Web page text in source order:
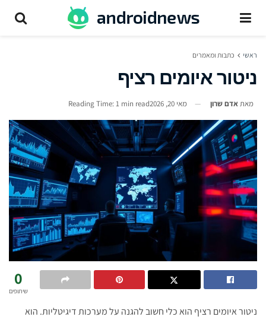
ראשי כתבות ומאמרים
ניטור איומים רציף
מאתאדם שרון מאי 20, 2026 Reading Time: 1 min read
0
שיתופים
ניטור איומים רציף הוא כלי חשוב להגנה על מערכות דיגיטליות. הוא